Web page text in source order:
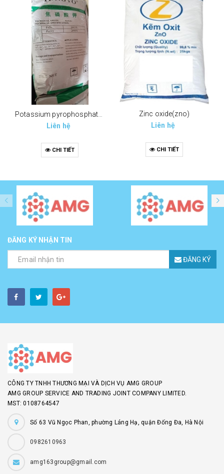
Potassium pyrophosphate (tppp) (k4p2o7)
Liên hệ
CHI TIẾT
Zinc oxide(zno)
Liên hệ
CHI TIẾT
ĐĂNG KÝ NHẬN TIN
ĐĂNG KÝ
CÔNG TY TNHH THƯƠNG MẠI VÀ DỊCH VỤ AMG GROUP
AMG GROUP SERVICE AND TRADING JOINT COMPANY LIMITED.
MST: 0108764547
Số 63 Vũ Ngọc Phan, phường Láng Hạ, quận Đống Đa, Hà Nội
0982610963
amg163group@gmail.com